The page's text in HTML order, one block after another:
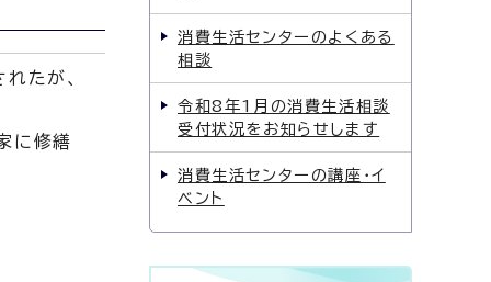
たが、
に修繕
消費生活センターのよくある
相談
令和8年1月の消費生活相談
受付状況をお知らせします
消費生活センターの講座・イ
ベント